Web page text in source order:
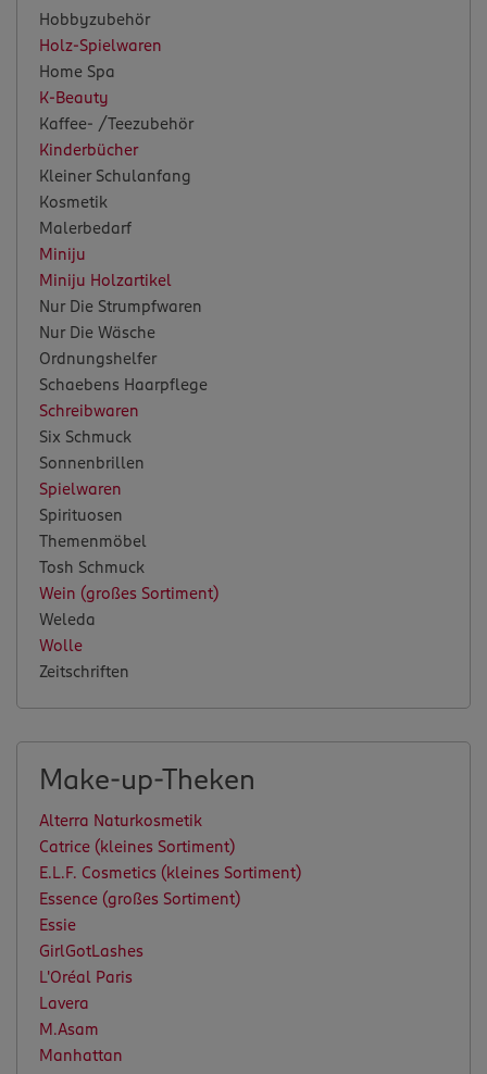
Hobbyzubehör
Holz-Spielwaren
Home Spa
K-Beauty
Kaffee- /Teezubehör
Kinderbücher
Kleiner Schulanfang
Kosmetik
Malerbedarf
Miniju
Miniju Holzartikel
Nur Die Strumpfwaren
Nur Die Wäsche
Ordnungshelfer
Schaebens Haarpflege
Schreibwaren
Six Schmuck
Sonnenbrillen
Spielwaren
Spirituosen
Themenmöbel
Tosh Schmuck
Wein (großes Sortiment)
Weleda
Wolle
Zeitschriften
Make-up-Theken
Alterra Naturkosmetik
Catrice (kleines Sortiment)
E.L.F. Cosmetics (kleines Sortiment)
Essence (großes Sortiment)
Essie
GirlGotLashes
L'Oréal Paris
Lavera
M.Asam
Manhattan